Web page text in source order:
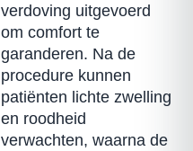
verdoving uitgevoerd
om comfort te
garanderen. Na de
procedure kunnen
patiënten lichte zwelling
en roodheid
verwachten, waarna de